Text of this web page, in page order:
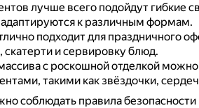
лучше всего подойдут гибкие
к различным формам.
подходит для праздничного
и сервировку блюд.
с роскошной отделкой можно
такими как звёздочки,
соблюдать правила безопасности